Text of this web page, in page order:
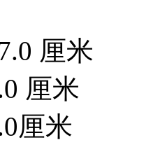
厘米
厘米
厘米